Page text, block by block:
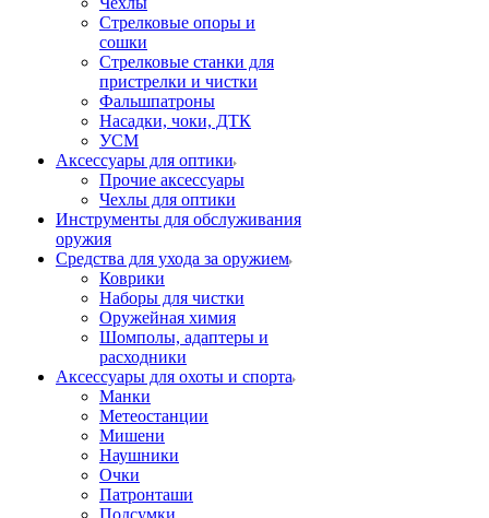
Стрелковые опоры и
сошки
Стрелковые станки для
пристрелки и чистки
Фальшпатроны
Насадки, чоки, ДТК
УСМ
Аксессуары для оптики
Прочие аксессуары
Чехлы для оптики
Инструменты для обслуживания
оружия
Средства для ухода за оружием
Коврики
Наборы для чистки
Оружейная химия
Шомполы, адаптеры и
расходники
Аксессуары для охоты и спорта
Манки
Метеостанции
Мишени
Наушники
Очки
Патронташи
Подсумки